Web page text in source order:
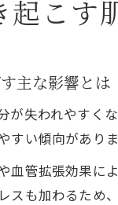
飲
起こす
主な影響とは
が失われやすく
い傾向がありま
血管拡張効果に
も加わるため